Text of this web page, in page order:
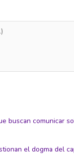
buscan comunicar
el dogma del